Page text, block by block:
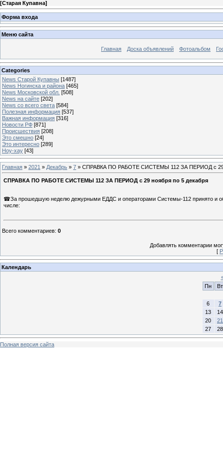
[Старая Купавна]
Форма входа
Меню сайта
Главная Доска объявлений Фотоальбом
Categories
News Старой Купавны [1487]
News Ногинска и района [465]
News Московской обл. [508]
News на сайте [202]
News со всего света [584]
Полезная информация [537]
Важная информация [316]
Новости РФ [871]
Происшествия [208]
Это смешно [24]
Это интересно [289]
Ноу-хау [43]
Главная » 2021 » Декабрь » 7 » СПРАВКА ПО РАБОТЕ СИСТЕМЫ 112 ЗА ПЕРИОД с 29
СПРАВКА ПО РАБОТЕ СИСТЕМЫ 112 ЗА ПЕРИОД с 29 ноября по 5 декабря
☎За прошедшую неделю дежурными ЕДДС и операторами Системы-112 принято и
числе:
Всего комментариев: 0
Добавлять комментарии
[
Календарь
Пн
Вт
6
7
13
14
20
21
27
28
Полная версия сайта